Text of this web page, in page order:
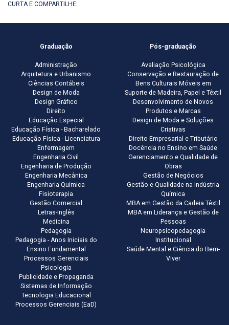
CURTA E COMPARTILHE:
Graduação
Administração
Arquitetura e Urbanismo
Ciências Contábeis
Design de Moda
Design Gráfico
Direito
Educação Especial
Educação Física - Bacharelado
Educação Física - Licenciatura
Enfermagem
Engenharia Civil
Engenharia de Produção
Engenharia Mecânica
Engenharia Química
Fisioterapia
Gestão Comercial
Letras-Inglês
Medicina
Pedagogia
Pedagogia - Anos Iniciais do
Ensino Fundamental
Processos Gerenciais
Psicologia
Publicidade e Propaganda
Sistemas de Informação
Tecnologia Educacional
Processos Gerenciais (EaD)
Pós-graduação
Avaliação Psicológica
Conservação e Restauração de
Bens Culturais Móveis em
Suporte de Madeira, Papel e Têxtil
Desenvolvimento de Novos
Produtos e Marcas
Design de Moda e Soluções
Criativas
Direito Empresarial e Tributário
Docência no Ensino em Saúde
Gerenciamento e Qualidade de
Obras
Gestão de Negócios
Gestão e Qualidade na Indústria
Química
MBA em Gestão da Cadeia Têxtil
MBA em Liderança e Gestão de
Pessoas
Neuropsicopedagogia
Institucional
Saúde Mental e Ciência do Bem-
Viver